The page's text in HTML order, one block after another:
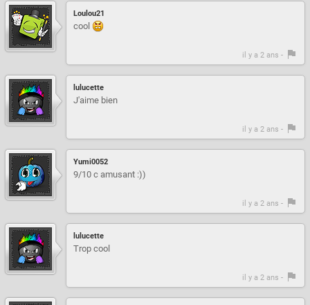
Loulou21
cool
il y a 2 ans -
lulucette
J'aime bien
il y a 2 ans -
Yumi0052
9/10 c amusant :))
il y a 2 ans -
lulucette
Trop cool
il y a 2 ans -